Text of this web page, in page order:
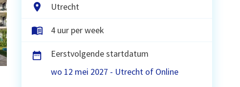
Utrecht
4 uur per week
Eerstvolgende startdatum
wo 12 mei 2027 - Utrecht of Online